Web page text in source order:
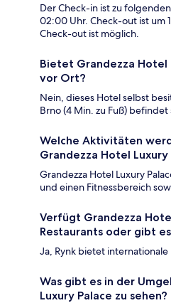
Der Check-in ist zu
02:00 Uhr. Check-out ist um
Check-out ist möglich.
Bietet Grandezza Hotel
vor Ort?
Nein, dieses Hotel selbst
Brno (4 Min. zu Fuß) befindet
Welche Aktivitäten
Grandezza Hotel
Grandezza Hotel Luxury
und einen Fitnessbereich
Verfügt Grandezza
Restaurants oder gibt
Ja, Rynk bietet internationale
Was gibt es in der
Luxury Palace zu sehen?